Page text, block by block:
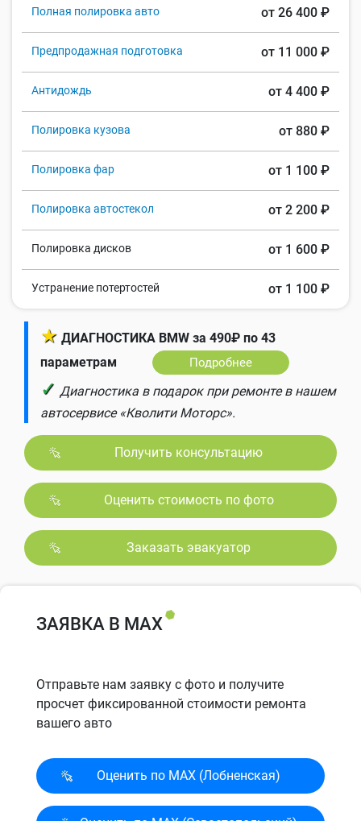
Полная полировка авто от 26 400 ₽
Предпродажная подготовка от 11 000 ₽
Антидождь от 4 400 ₽
Полировка кузова от 880 ₽
Полировка фар от 1 100 ₽
Полировка автостекол от 2 200 ₽
Полировка дисков от 1 600 ₽
Устранение потертостей от 1 100 ₽
★ ДИАГНОСТИКА BMW за 490₽ по 43
параметрам
Подробнее
✓ Диагностика в подарок при ремонте в нашем
автосервисе «Кволити Моторс».
Получить консультацию
Оценить стоимость по фото
Заказать эвакуатор
ЗАЯВКА В MAX
Отправьте нам заявку с фото и получите
просчет фиксированной стоимости ремонта
вашего авто
Оценить по MAX (Лобненская)